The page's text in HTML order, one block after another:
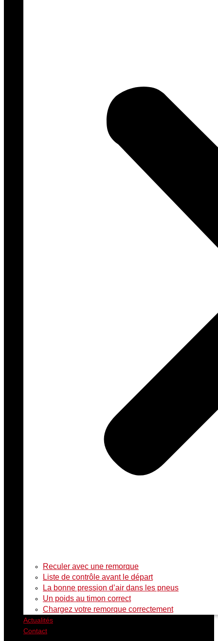
Reculer avec une remorque
Liste de contrôle avant le départ
La bonne pression d’air dans les pneus
Un poids au timon correct
Chargez votre remorque correctement
Actualités
Contact